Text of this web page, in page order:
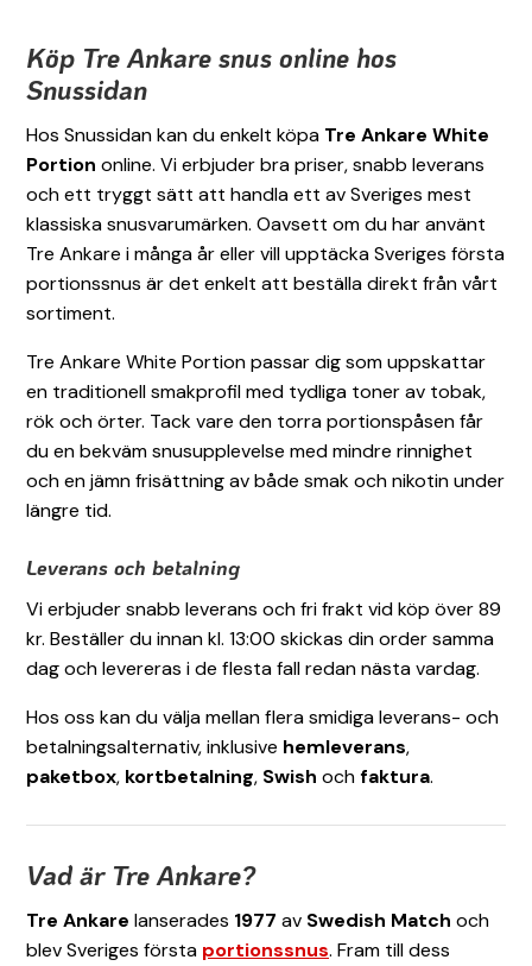
Köp Tre Ankare snus online hos
Snussidan
Hos Snussidan kan du enkelt köpa Tre Ankare White
Portion online. Vi erbjuder bra priser, snabb leverans
och ett tryggt sätt att handla ett av Sveriges mest
klassiska snusvarumärken. Oavsett om du har använt
Tre Ankare i många år eller vill upptäcka Sveriges första
portionssnus är det enkelt att beställa direkt från vårt
sortiment.
Tre Ankare White Portion passar dig som uppskattar
en traditionell smakprofil med tydliga toner av tobak,
rök och örter. Tack vare den torra portionspåsen får
du en bekväm snusupplevelse med mindre rinnighet
och en jämn frisättning av både smak och nikotin under
längre tid.
Leverans och betalning
Vi erbjuder snabb leverans och fri frakt vid köp över 89
kr. Beställer du innan kl. 13:00 skickas din order samma
dag och levereras i de flesta fall redan nästa vardag.
Hos oss kan du välja mellan flera smidiga leverans- och
betalningsalternativ, inklusive hemleverans,
paketbox, kortbetalning, Swish ochfaktura.
Vad är Tre Ankare?
Tre Ankare lanserades 1977 av Swedish Match och
blev Sveriges första portionssnus. Fram till dess